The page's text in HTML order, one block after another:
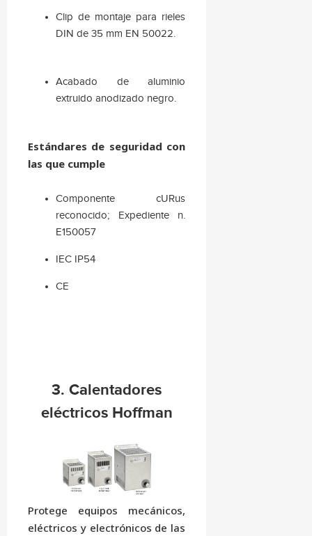
Clip de montaje para rieles
DIN de 35 mm EN 50022.
Acabado de aluminio
extruido anodizado negro.
Estándares de seguridad con
las que cumple
Componente cURus
reconocido; Expediente n.
E150057
IEC IP54
CE
3. Calentadores
eléctricos Hoffman
Protege equipos mecánicos,
eléctricos y electrónicos de las